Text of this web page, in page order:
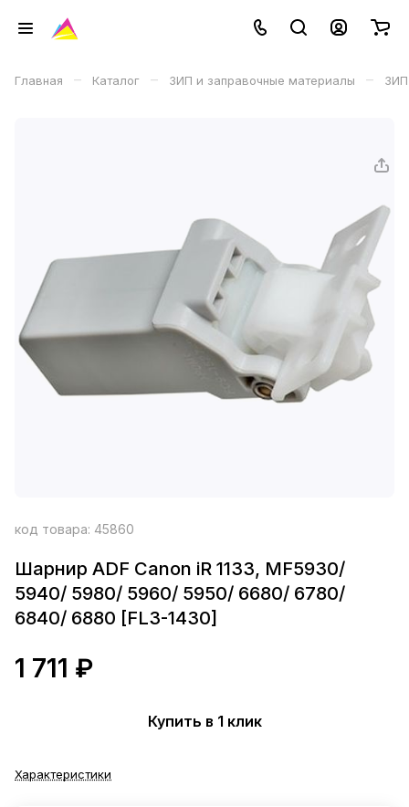
Главная – Каталог – ЗИП и заправочные материалы – ЗИП
код товара: 45860
Шарнир ADF Canon iR 1133, MF5930/
5940/ 5980/ 5960/ 5950/ 6680/ 6780/
6840/ 6880 [FL3-1430]
1 711 ₽
Купить в 1 клик
Характеристики